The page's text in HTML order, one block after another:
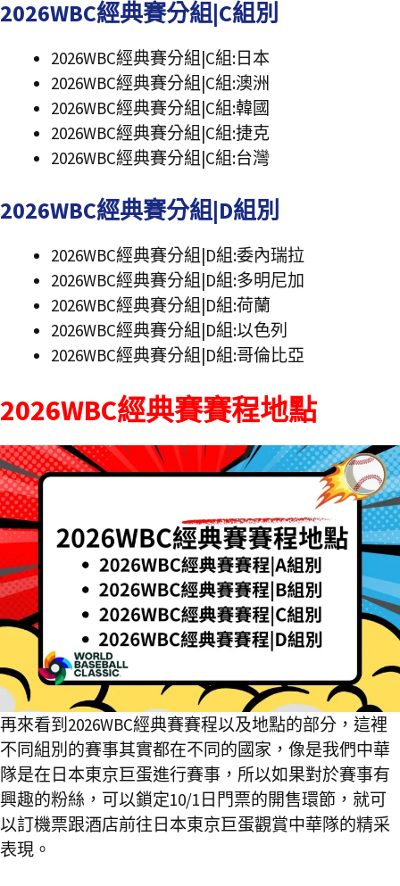
2026WBC經典賽分組|C組別
2026WBC經典賽分組|C組:日本
2026WBC經典賽分組|C組:澳洲
2026WBC經典賽分組|C組:韓國
2026WBC經典賽分組|C組:捷克
2026WBC經典賽分組|C組:台灣
2026WBC經典賽分組|D組別
2026WBC經典賽分組|D組:委內瑞拉
2026WBC經典賽分組|D組:多明尼加
2026WBC經典賽分組|D組:荷蘭
2026WBC經典賽分組|D組:以色列
2026WBC經典賽分組|D組:哥倫比亞
2026WBC經典賽賽程地點
再來看到2026WBC經典賽賽程以及地點的部分，這裡
不同組別的賽事其實都在不同的國家，像是我們中華
隊是在日本東京巨蛋進行賽事，所以如果對於賽事有
興趣的粉絲，可以鎖定10/1日門票的開售環節，就可
以訂機票跟酒店前往日本東京巨蛋觀賞中華隊的精采
表現。